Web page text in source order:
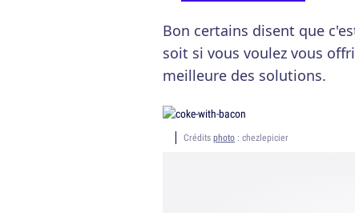
Bon certains disent que
soit si vous voulez vous
meilleure des solutions.
Crédits photo : chezlepicier